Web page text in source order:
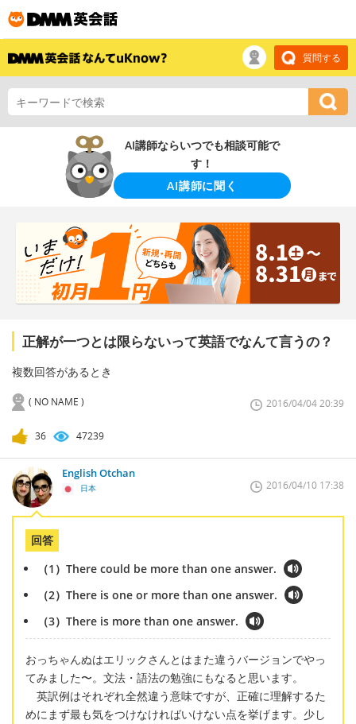
質問する
AI講師ならいつでも相談可能で
す！
AI講師に聞く
正解が一つとは限らないって英語でなんて言うの？
複数回答があるとき
( NO NAME ) 2016/04/04 20:39
36 47239
English Otchan
日本 2016/04/10 17:38
回答
（1）There could be more than one answer.
（2）There is one or more than one answer.
（3）There is more than one answer.
おっちゃんぬはエリックさんとはまた違うバージョンでやっ
てみました〜。文法・語法の勉強にもなると思います。
英訳例はそれぞれ全然違う意味ですが、正確に理解するた
めにまず最も気をつけなければいけない点を挙げます。少し